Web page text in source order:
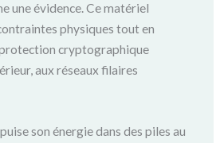
une évidence. Ce matériel
physiques tout en
cryptographique
aux réseaux filaires
son énergie dans des piles au